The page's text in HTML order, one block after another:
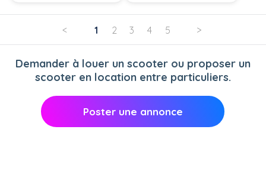
< 1 2 3 4 5 >
Demander à louer un scooter ou proposer un
scooter en location entre particuliers.
Poster une annonce